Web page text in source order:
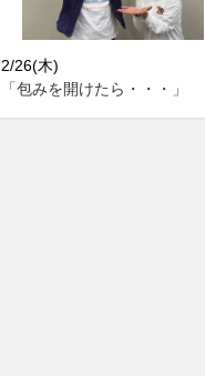
2/26(木)
「包みを開けたら・・・」